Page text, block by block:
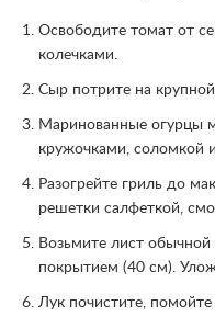
Освободите томат от
колечками.
Сыр потрите на
Маринованные огурцы
кружочками, соломкой
Разогрейте гриль до
решетки салфеткой,
Возьмите лист
покрытием (40 см).
Лук почистите,